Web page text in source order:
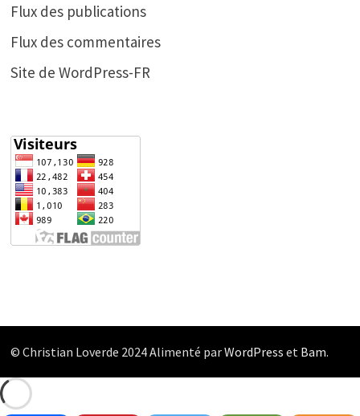
Flux des publications
Flux des commentaires
Site de WordPress-FR
© Christian Loverde 2024 Alimenté parWordPress et Bam.